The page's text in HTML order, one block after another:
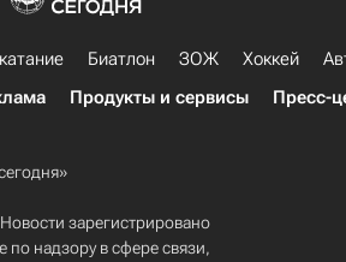
Биатлон ЗОЖ Хоккей
Продукты и сервисы Пресс-
зарегистрировано
по надзору в сфере связи,